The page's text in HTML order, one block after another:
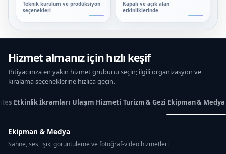
Teknik kurulum ve prodüksiyon
seçenekleri
Kapalı ve açık alan
etkinliklerinde
Hizmet almanız için hızlı keşif
İhtiyacınıza en yakın hizmet grubunu seçin; ilgili organizasyon ve
kiralama seçeneklerine hızlıca geçin.
Etkinlik İkramları Ulaşım Hizmeti Turizm & Gezi Ekipman & Medya
Ekipman & Medya
Sahne, ses, ışık, görüntüleme ve fotoğraf-video hizmetleri